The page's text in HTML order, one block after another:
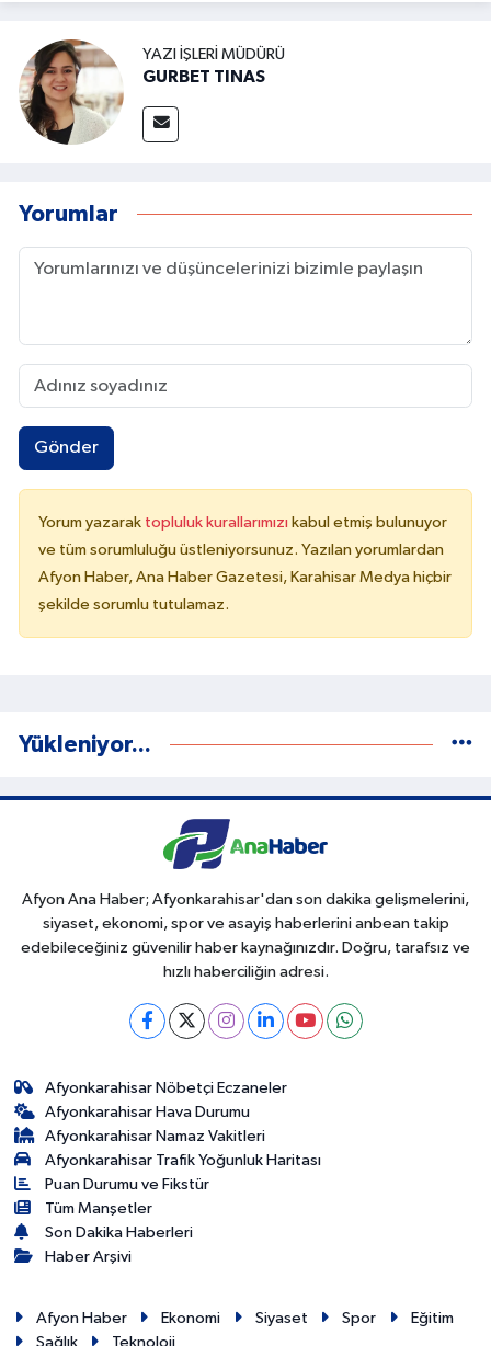
YAZI İŞLERI MÜDÜRÜ
GURBET TINAS
Yorumlar
Gönder
Yorum yazarak topluluk kurallarımızı kabul etmiş bulunuyor
ve tüm sorumluluğu üstleniyorsunuz. Yazılan yorumlardan
Afyon Haber, Ana Haber Gazetesi, Karahisar Medya hiçbir
şekilde sorumlu tutulamaz.
Yükleniyor...
Afyon Ana Haber; Afyonkarahisar'dan son dakika gelişmelerini,
siyaset, ekonomi, spor ve asayiş haberlerini anbean takip
edebileceğiniz güvenilir haber kaynağınızdır. Doğru, tarafsız ve
hızlı haberciliğin adresi.
Afyonkarahisar Nöbetçi Eczaneler
Afyonkarahisar Hava Durumu
Afyonkarahisar Namaz Vakitleri
Afyonkarahisar Trafik Yoğunluk Haritası
Puan Durumu ve Fikstür
Tüm Manşetler
Son Dakika Haberleri
Haber Arşivi
Afyon Haber Ekonomi Siyaset Spor
Eğitim
Sağlık
Teknoloji